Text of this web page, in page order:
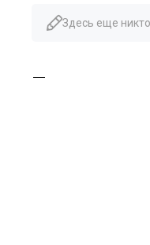
Здесь еще
Похожие